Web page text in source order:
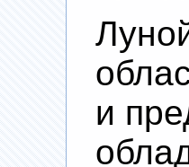
и